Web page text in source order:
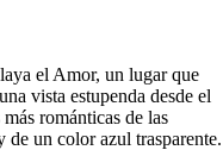
el Amor, un lugar que
vista estupenda desde el
románticas de las
de un color azul trasparente.